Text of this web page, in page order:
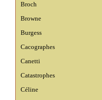
Broch
Browne
Burgess
Cacographes
Canetti
Catastrophes
Céline